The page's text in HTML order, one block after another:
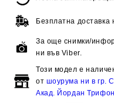
Безплатна доставка
За още снимки/
ни във Viber.
Този модел е
от шоурума ни в гр.
Акад. Йордан